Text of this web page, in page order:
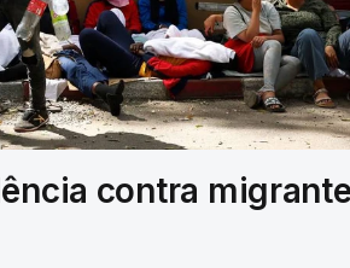
contra